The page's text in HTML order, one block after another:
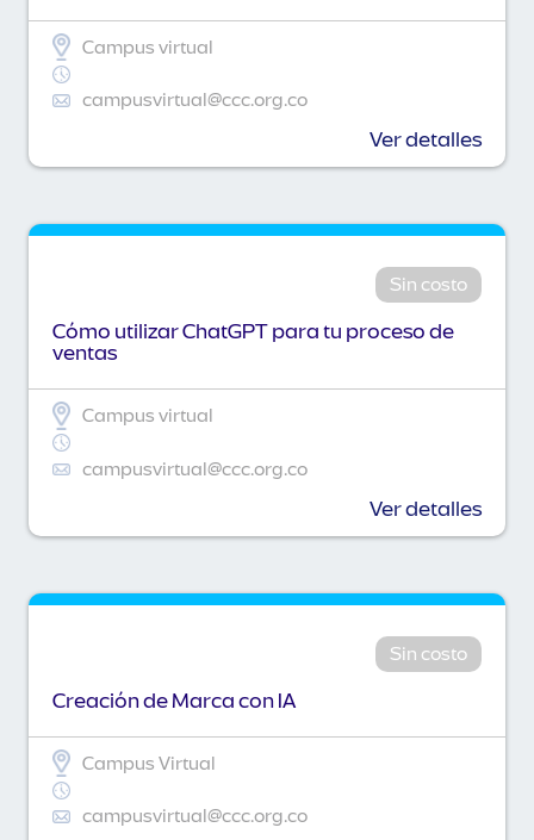
Campus virtual
campusvirtual@ccc.org.co
Ver detalles
Sin costo
Cómo utilizar ChatGPT para tu proceso de
ventas
Campus virtual
campusvirtual@ccc.org.co
Ver detalles
Sin costo
Creación de Marca con IA
Campus Virtual
campusvirtual@ccc.org.co